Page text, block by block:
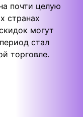
почти целую
странах
могут
стал
торговле.